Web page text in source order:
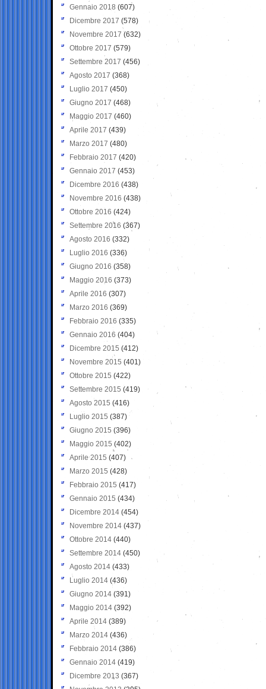
Gennaio 2018 (607)
Dicembre 2017 (578)
Novembre 2017 (632)
Ottobre 2017 (579)
Settembre 2017 (456)
Agosto 2017 (368)
Luglio 2017 (450)
Giugno 2017 (468)
Maggio 2017 (460)
Aprile 2017 (439)
Marzo 2017 (480)
Febbraio 2017 (420)
Gennaio 2017 (453)
Dicembre 2016 (438)
Novembre 2016 (438)
Ottobre 2016 (424)
Settembre 2016 (367)
Agosto 2016 (332)
Luglio 2016 (336)
Giugno 2016 (358)
Maggio 2016 (373)
Aprile 2016 (307)
Marzo 2016 (369)
Febbraio 2016 (335)
Gennaio 2016 (404)
Dicembre 2015 (412)
Novembre 2015 (401)
Ottobre 2015 (422)
Settembre 2015 (419)
Agosto 2015 (416)
Luglio 2015 (387)
Giugno 2015 (396)
Maggio 2015 (402)
Aprile 2015 (407)
Marzo 2015 (428)
Febbraio 2015 (417)
Gennaio 2015 (434)
Dicembre 2014 (454)
Novembre 2014 (437)
Ottobre 2014 (440)
Settembre 2014 (450)
Agosto 2014 (433)
Luglio 2014 (436)
Giugno 2014 (391)
Maggio 2014 (392)
Aprile 2014 (389)
Marzo 2014 (436)
Febbraio 2014 (386)
Gennaio 2014 (419)
Dicembre 2013 (367)